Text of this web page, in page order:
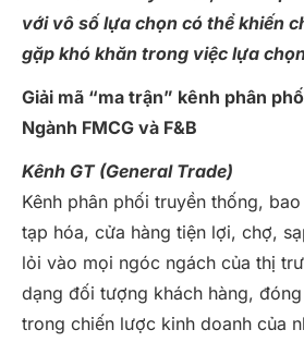
với vô số lựa chọn có thể khiến
gặp khó khăn trong việc lựa
Giải mã “ma trận” kênh phân
Ngành FMCG và F&B
Kênh GT (General Trade)
Kênh phân phối truyền thống,
tạp hóa, cửa hàng tiện lợi, chợ,
lỏi vào mọi ngóc ngách của thị
dạng đối tượng khách hàng,
trong chiến lược kinh doanh của